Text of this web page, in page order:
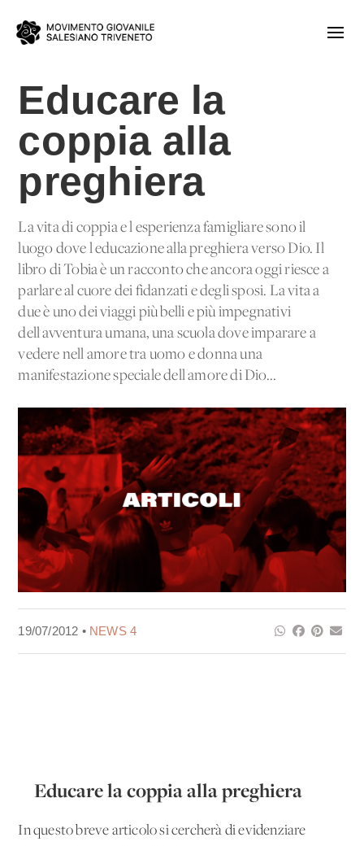
Educare la
coppia alla
preghiera
La vita di coppia e l'esperienza famigliare sono il
luogo dove l'educazione alla preghiera verso Dio. Il
libro di Tobia è un racconto che ancora oggi riesce a
parlare al cuore dei fidanzati e degli sposi. La vita a
due è uno dei viaggi più belli e più impegnativi
dell'avventura umana, una scuola dove imparare a
vedere nell'amore tra uomo e donna una
manifestazione speciale dell'amore di Dio...
19/07/2012 • NEWS 4
Educare la coppia alla preghiera
In questo breve articolo si cercherà di evidenziare